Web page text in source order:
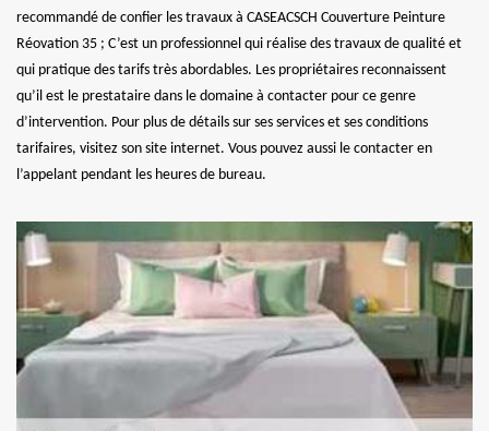
recommandé de confier les travaux à CASEACSCH Couverture Peinture
Réovation 35 ; C’est un professionnel qui réalise des travaux de qualité et
qui pratique des tarifs très abordables. Les propriétaires reconnaissent
qu’il est le prestataire dans le domaine à contacter pour ce genre
d’intervention. Pour plus de détails sur ses services et ses conditions
tarifaires, visitez son site internet. Vous pouvez aussi le contacter en
l’appelant pendant les heures de bureau.